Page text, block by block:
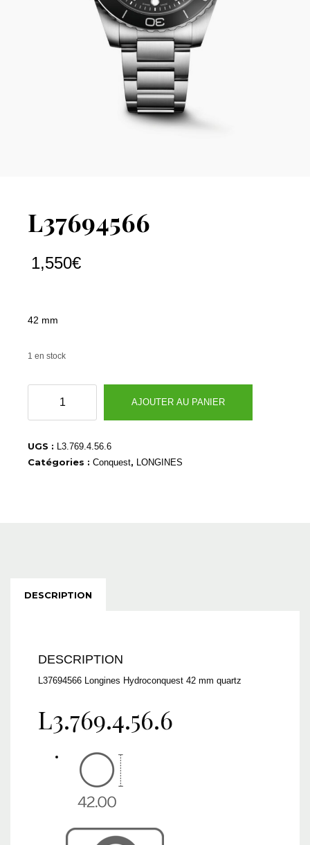
L37694566
1,550€
42 mm
1 en stock
L37694566
AJOUTER AU PANIER
UGS : L3.769.4.56.6
Catégories : Conquest, LONGINES
DESCRIPTION
DESCRIPTION
L37694566 Longines Hydroconquest 42 mm quartz
L3.769.4.56.6